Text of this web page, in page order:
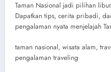
Taman Nasional jadi pilihan
Dapatkan tips, cerita pribadi,
pengalaman nyata menjelajah
taman nasional, wisata alam,
pengalaman traveling